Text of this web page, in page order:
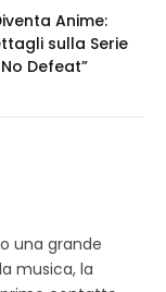
Anime:
sulla Serie
Defeat”
una grande
musica, la